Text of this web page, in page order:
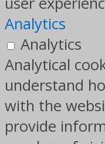
Analytics
Analytics
Analytical
understand
with the
provide